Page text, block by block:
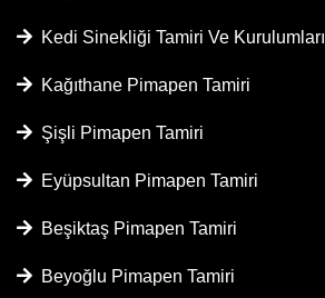
Kedi Sinekliği Tamiri Ve Kurulumları
Kağıthane Pimapen Tamiri
Şişli Pimapen Tamiri
Eyüpsultan Pimapen Tamiri
Beşiktaş Pimapen Tamiri
Beyoğlu Pimapen Tamiri